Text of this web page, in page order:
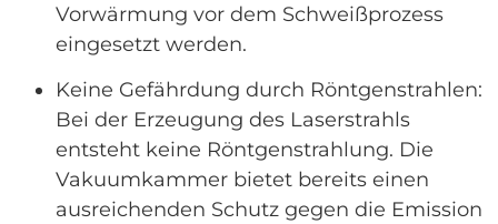
Vorwärmung vor dem Schweißprozess
eingesetzt werden.
Keine Gefährdung durch Röntgenstrahlen:
Bei der Erzeugung des Laserstrahls
entsteht keine Röntgenstrahlung. Die
Vakuumkammer bietet bereits einen
ausreichenden Schutz gegen die Emission